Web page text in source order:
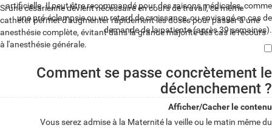
Si une césarienne devient nécessaire en cours de travail, ce même
cathéter permet d'augmenter rapidement les doses pour passer à une
anesthésie complète, évitant dans la grande majorité des cas le recours
à l'anesthésie générale.
artificielle. Il peut être recommandé pour des raisons médicales, comme
une pré-éclampsie ou un retard de croissance, ou envisagé en cas de
demande de la patiente (après 39 semaines).
Comment se passe concrètement le
déclenchement ?
Afficher/Cacher le contenu
Vous serez admise à la Maternité la veille ou le matin même du